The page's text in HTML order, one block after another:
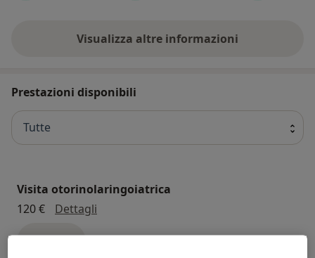
Alzate l’asticella delle vostre aspettative:DMlab
Visualizza altre informazioni
Prestazioni disponibili
Tutte
Visita otorinolaringoiatrica
120 €
Dettagli